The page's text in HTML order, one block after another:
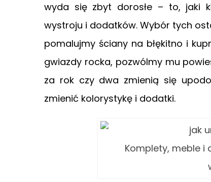
wyda się zbyt dorosłe – to, jaki
wystroju i dodatków. Wybór tych
pomalujmy ściany na błękitno i
gwiazdy rocka, pozwólmy mu
za rok czy dwa zmienią się
zmienić kolorystykę i dodatki.
Komplety, meble i